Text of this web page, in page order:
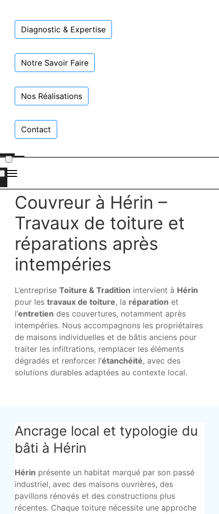
Diagnostic & Expertise
Notre Savoir Faire
Nos Réalisations
Contact
Couvreur à Hérin –
Travaux de toiture et
réparations après
intempéries
L’entreprise Toiture & Tradition intervient à Hérin
pour les travaux de toiture, la réparation et
l’entretien des couvertures, notamment après
intempéries. Nous accompagnons les propriétaires
de maisons individuelles et de bâtis anciens pour
traiter les infiltrations, remplacer les éléments
dégradés et renforcer l’étanchéité, avec des
solutions durables adaptées au contexte local.
Ancrage local et typologie du
bâti à Hérin
Hérin présente un habitat marqué par son passé
industriel, avec des maisons ouvrières, des
pavillons rénovés et des constructions plus
récentes. Chaque toiture nécessite une approche